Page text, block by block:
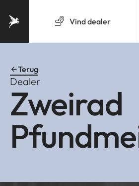
Vinddealer
Terug
Dealer
Zweirad